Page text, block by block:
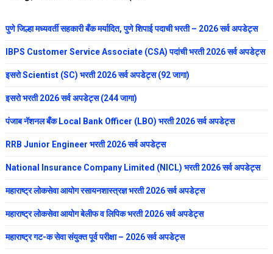
पुणे जिल्हा मध्यवर्ती सहकारी बँक मर्यादित, पुणे शिपाई पदाची भरती – 2026 सर्व अपडेट्स
IBPS Customer Service Associate (CSA) पदांची भरती 2026 सर्व अपडेट्स
इसरो Scientist (SC) भरती 2026 सर्व अपडेट्स (92 जागा)
इसरो भरती 2026 सर्व अपडेट्स (244 जागा)
पंजाब नॅशनल बँक Local Bank Officer (LBO) भरती 2026 सर्व अपडेट्स
RRB Junior Engineer भरती 2026 सर्व अपडेट्स
National Insurance Company Limited (NICL) भरती 2026 सर्व अपडेट्स
महाराष्ट्र लोकसेवा आयोग रसायनशास्त्रज्ञ भरती 2026 सर्व अपडेट्स
महाराष्ट्र लोकसेवा आयोग बेलीफ व लिपिक भरती 2026 सर्व अपडेट्स
महाराष्ट्र गट-क सेवा संयुक्त पूर्व परीक्षा – 2026 सर्व अपडेट्स